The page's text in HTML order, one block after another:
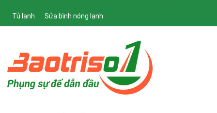
Tủ lạnh Sửa bình nóng lạnh